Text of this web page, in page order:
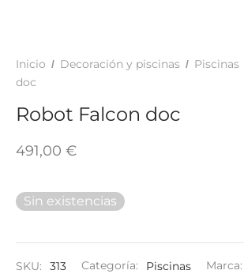
Inicio / Decoración y piscinas / Piscinas
doc
Robot Falcon doc
491,00 €
Sin existencias
SKU: 313 Categoría: Piscinas Marca:
TINTES Y MANUALIDADES